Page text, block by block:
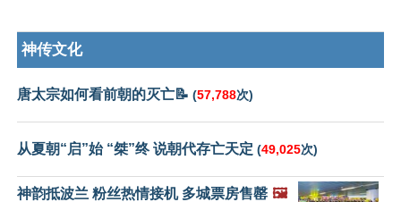
神传文化
唐太宗如何看前朝的灭亡📝 (57,788次)
从夏朝“启”始 “桀”终 说朝代存亡天定 (49,025次)
神韵抵波兰 粉丝热情接机 多城票房售罄 🖼️